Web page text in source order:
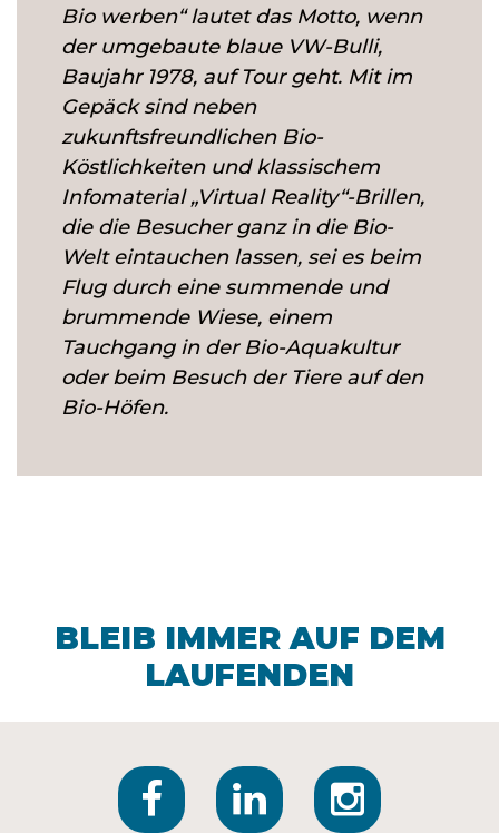
Bio werben“ lautet das Motto, wenn
der umgebaute blaue VW-Bulli,
Baujahr 1978, auf Tour geht. Mit im
Gepäck sind neben
zukunftsfreundlichen Bio-
Köstlichkeiten und klassischem
Infomaterial „Virtual Reality“-Brillen,
die die Besucher ganz in die Bio-
Welt eintauchen lassen, sei es beim
Flug durch eine summende und
brummende Wiese, einem
Tauchgang in der Bio-Aquakultur
oder beim Besuch der Tiere auf den
Bio-Höfen.
BLEIB IMMER AUF DEM
LAUFENDEN